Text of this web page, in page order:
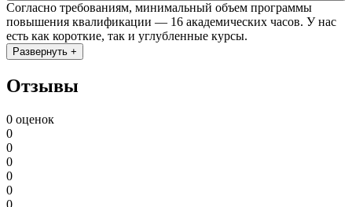
Согласно требованиям, минимальный объем программы
повышения квалификации — 16 академических часов. У нас
есть как короткие, так и углубленные курсы.
Развернуть +
Отзывы
0 оценок
0
0
0
0
0